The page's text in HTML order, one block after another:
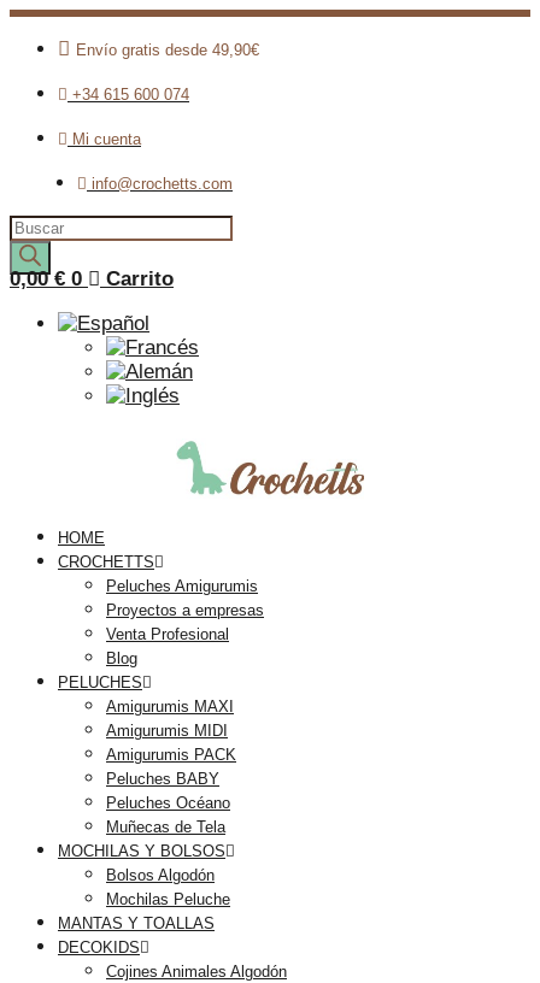
Envío gratis desde 49,90€
+34 615 600 074
Mi cuenta
info@crochetts.com
Búsqueda
de
productos
0,00€ 0 Carrito
HOME
CROCHETTS
Peluches Amigurumis
Proyectos a empresas
Venta Profesional
Blog
PELUCHES
Amigurumis MAXI
Amigurumis MIDI
Amigurumis PACK
Peluches BABY
Peluches Océano
Muñecas de Tela
MOCHILAS Y BOLSOS
Bolsos Algodón
Mochilas Peluche
MANTAS Y TOALLAS
DECOKIDS
Cojines Animales Algodón